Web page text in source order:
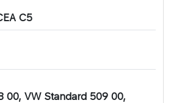
C5
00, VW Standard 509 00,